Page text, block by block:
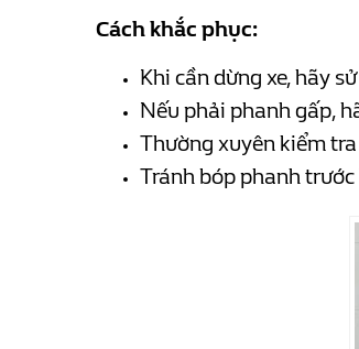
Cách khắc phục:
Khi cần dừng xe, hãy
Nếu phải phanh gấp,
Thường xuyên kiểm
Tránh bóp phanh